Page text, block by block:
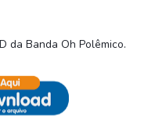
da Banda Oh Polêmico.